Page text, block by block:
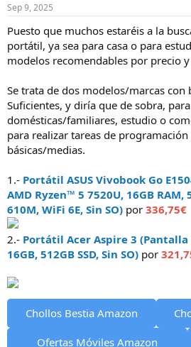
i
n
c
i
Sep 9, 2025
Puesto que muchos estaréis a la
portátil, ya sea para casa o para
modelos recomendables por precio
Se trata de dos modelos/marcas con
Suficientes, y diría que de sobra,
domésticas/familiares, estudio o
para realizar tareas de
básicas/medias.
1.- Portátil ASUS Vivobook Go
AMD Ryzen™ 5 7520U, 16GB RAM,
610M, WiFi 6E, Sin SO) por 336,75€
2.- Portátil Acer Aspire 3 (Pantalla
16GB, 512GB SSD, Sin SO) por
Chollos Bestia Amazon
Ofertas Móviles Amazon